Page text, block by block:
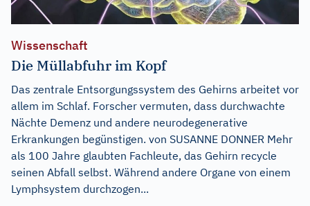
Wissenschaft
Die Müllabfuhr im Kopf
Das zentrale Entsorgungssystem des Gehirns arbeitet vor
allem im Schlaf. Forscher vermuten, dass durchwachte
Nächte Demenz und andere neurodegenerative
Erkrankungen begünstigen. von SUSANNE DONNER Mehr
als 100 Jahre glaubten Fachleute, das Gehirn recycle
seinen Abfall selbst. Während andere Organe von einem
Lymphsystem durchzogen...